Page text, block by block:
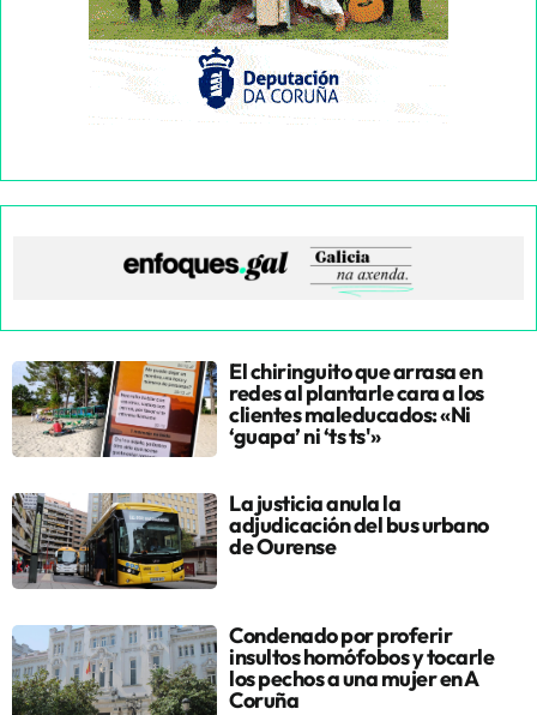
El chiringuito que arrasa en
redes al plantarle cara a los
clientes maleducados: «Ni
‘guapa’ ni ‘ts ts'»
La justicia anula la
adjudicación del bus urbano
de Ourense
Condenado por proferir
insultos homófobos y tocarle
los pechos a una mujer en A
Coruña